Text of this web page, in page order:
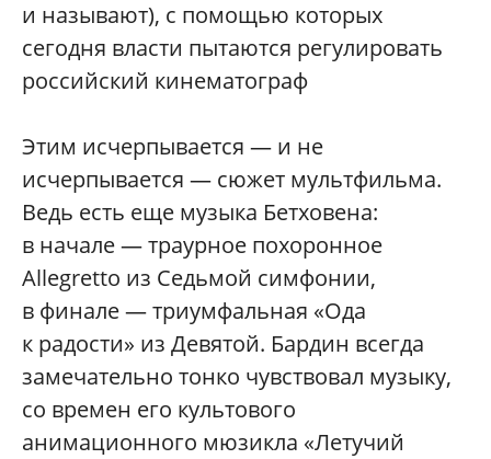
и называют), с помощью которых
сегодня власти пытаются регулировать
российский кинематограф
Этим исчерпывается — и не
исчерпывается — сюжет мультфильма.
Ведь есть еще музыка Бетховена:
в начале — траурное похоронное
Allegretto из Седьмой симфонии,
в финале — триумфальная «Ода
к радости» из Девятой. Бардин всегда
замечательно тонко чувствовал музыку,
со времен его культового
анимационного мюзикла «Летучий